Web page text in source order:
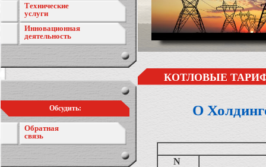
Технические
услуги
Инновационная
деятельность
Обсудить:
Обратная
связь
КОТЛОВЫЕ
О
N